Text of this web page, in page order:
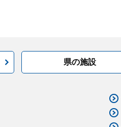
県の施設